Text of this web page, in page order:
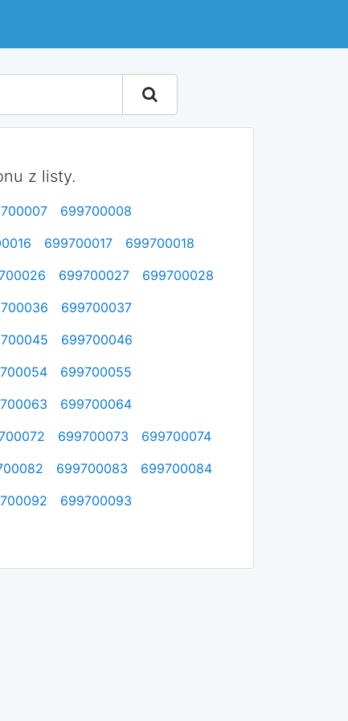
z listy.
699700008
699700017
699700018
699700027
699700028
699700037
699700046
699700055
699700064
699700073
699700074
699700083
699700084
699700093